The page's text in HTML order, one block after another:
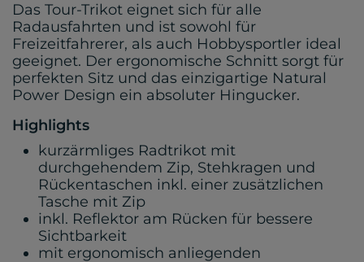
Das Tour-Trikot eignet sich für alle
Radausfahrten und ist sowohl für
Freizeitfahrerer, als auch Hobbysportler ideal
geeignet. Der ergonomische Schnitt sorgt für
perfekten Sitz und das einzigartige Natural
Power Design ein absoluter Hingucker.
Highlights
kurzärmliges Radtrikot mit
durchgehendem Zip, Stehkragen und
Rückentaschen inkl. einer zusätzlichen
Tasche mit Zip
inkl. Reflektor am Rücken für bessere
Sichtbarkeit
mit ergonomisch anliegenden